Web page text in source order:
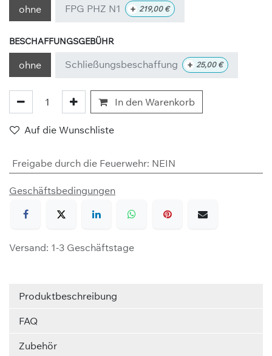
ohne FPG PHZ N1 + 219,00€
BESCHAFFUNGSGEBÜHR
ohne Schließungsbeschaffung + 25,00€
In den Warenkorb
Auf die Wunschliste
Freigabe durch die Feuerwehr: NEIN
Geschäftsbedingungen
Versand: 1-3 Geschäftstage
Produktbeschreibung
FAQ
Zubehör